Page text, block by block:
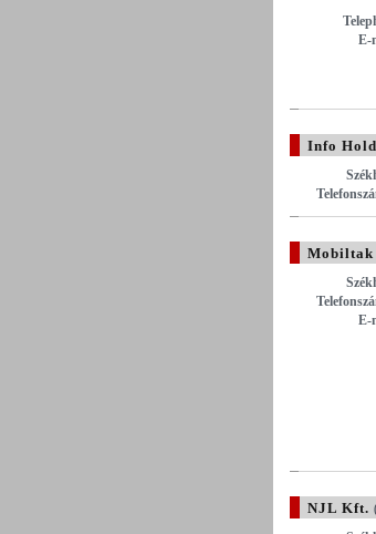
E-
Info
Mobiltak
E-
NJL Kft.